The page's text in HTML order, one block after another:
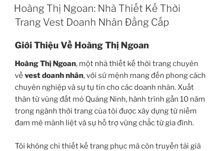
ON
Hoàng Thị Ngoan: Nhà Thiết Kế Thời
Trang Vest Doanh Nhân Đẳng Cấp
Giới Thiệu Về Hoàng Thị Ngoan
Hoàng Thị Ngoan, một nhà thiết kế thời trang chuyên
về vest doanh nhân, với sứ mệnh mang đến phong cách
chuyên nghiệp và sự tự tin cho các doanh nhân. Xuất
thân từ vùng đất mỏ Quảng Ninh, hành trình gần 10 năm
trong ngành thời trang của tôi được xây dựng từ niềm
đam mê mãnh liệt và sự hỗ trợ vững chắc từ gia đình.
Tôi không chỉ thiết kế trang phục mà còn truyền tải giá